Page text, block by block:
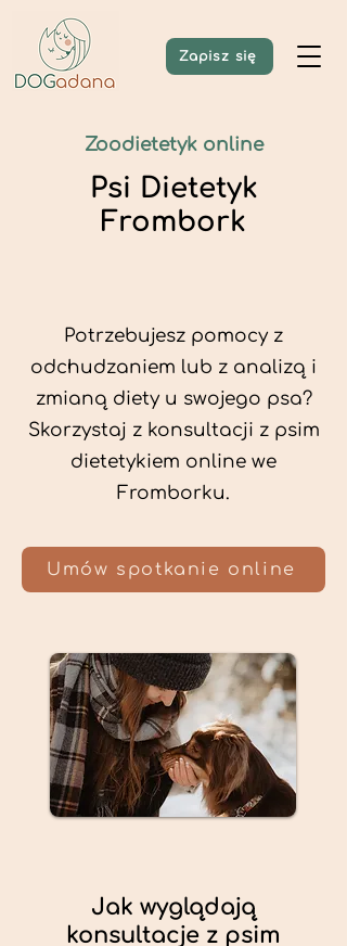
Zapisz się
Zoodietetyk online
Psi Dietetyk
Frombork
Potrzebujesz pomocy z
odchudzaniem lub z analizą i
zmianą diety u swojego psa?
Skorzystaj z konsultacji z psim
dietetykiem online we
Fromborku.
Umów spotkanie online
Jak wyglądają
konsultacje z psim